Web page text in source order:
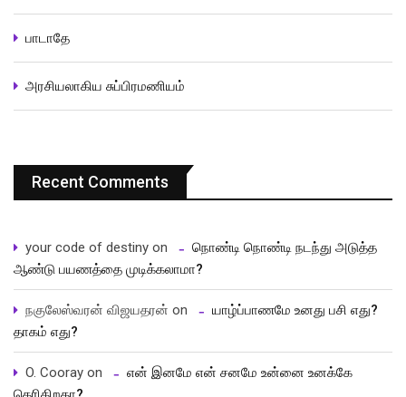
பாடாதே
அரசியலாகிய சுப்பிரமணியம்
Recent Comments
your code of destiny on
நொண்டி நொண்டி நடந்து அடுத்த
ஆண்டு பயணத்தை முடிக்கலாமா?
நகுலேஸ்வரன் விஜயதரன் on
யாழ்ப்பாணமே உனது பசி எது?
தாகம் எது?
O. Cooray on
என் இனமே என் சனமே உன்னை உனக்கே